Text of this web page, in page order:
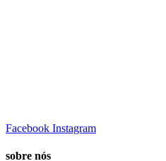
Facebook Instagram
sobre nós